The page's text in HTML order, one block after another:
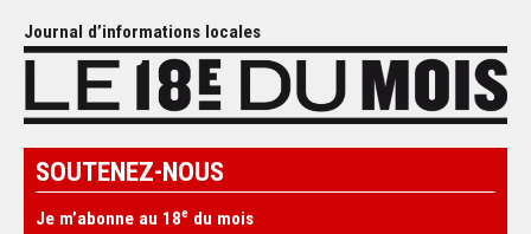
Journal d’informations locales
SOUTENEZ-NOUS
Je m’abonne au 18e du mois